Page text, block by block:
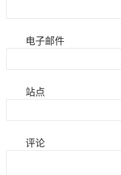
电子邮件
站点
评论